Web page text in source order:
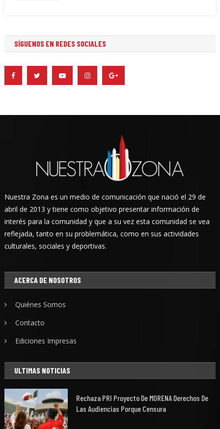
SÍGUENOS EN REDES SOCIALES
Nuestra Zona es un medio de comunicación que nació el 29 de
abril de 2013 y tiene como objetivo presentar información de
interés para la comunidad y que a su vez esta comunidad se vea
reflejada, tanto en su problemática, como en sus actividades
culturales, sociales y deportivas.
ACERCA DE NOSOTROS
Quiénes Somos
Contacto
Ediciones Impresas
ULTIMAS NOTICIAS
Rechaza PRI Proyecto De MORENA Derechos De
Las Audiencias Porque Censura